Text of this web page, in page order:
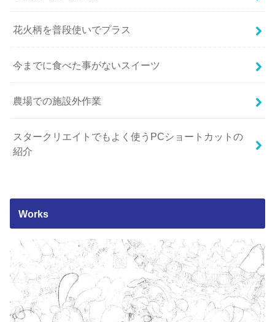
花火柄を普段使いでプラス
今までに食べた事がないスイーツ
農場での施設外作業
スタークリエイトでもよく使うPCショートカットの
紹介
Works